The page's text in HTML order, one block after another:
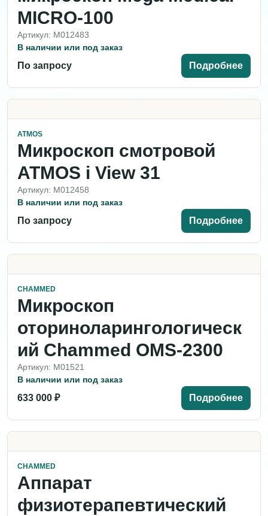
MICRO-100
Артикул: M012483
В наличии или под заказ
По запросу Подробнее
ATMOS
Микроскоп смотровой
ATMOS i View 31
Артикул: M012458
В наличии или под заказ
По запросу Подробнее
CHAMMED
Микроскоп
оториноларингологическ
ий Chammed OMS-2300
Артикул: M01521
В наличии или под заказ
633 000 ₽ Подробнее
CHAMMED
Аппарат
физиотерапевтический